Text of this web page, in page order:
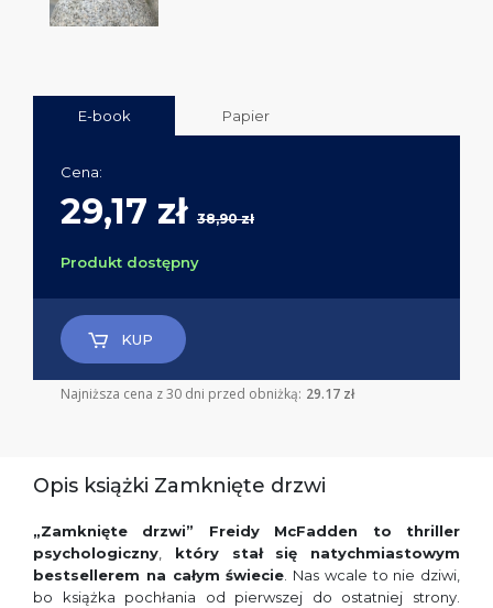
E-book Papier
Cena:
29,17 zł 38,90 zł
Produkt dostępny
KUP
Najniższa cena z 30 dni przed obniżką: 29.17 zł
Opis książki Zamknięte drzwi
„Zamknięte drzwi” Freidy McFadden to thriller
psychologiczny
który stał się natychmiastowym
bestsellerem na całym świecie . Nas wcale to nie dziwi,
bo książka pochłania od pierwszej do ostatniej strony.